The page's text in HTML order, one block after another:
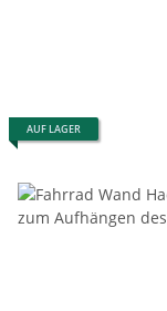
AUF LAGER